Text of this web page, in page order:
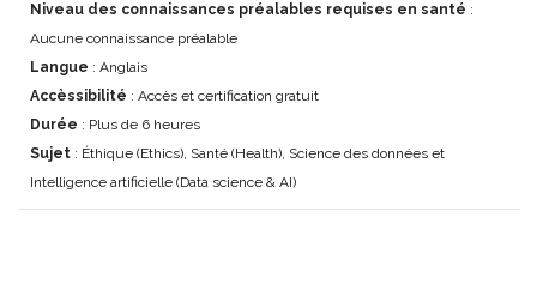
Niveau des connaissances préalables requises en santé :
Aucune connaissance préalable
Langue : Anglais
Accèssibilité : Accès et certification gratuit
Durée : Plus de 6 heures
Sujet : Éthique (Ethics), Santé (Health), Science des données et
Intelligence artificielle (Data science & AI)